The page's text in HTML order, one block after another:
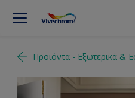
Προϊόντα - Εξωτερικά &